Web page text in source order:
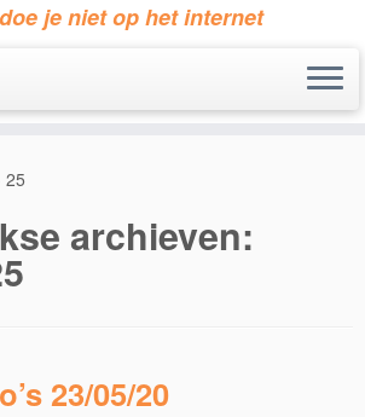
je niet op het internet
25
archieven:
23/05/20